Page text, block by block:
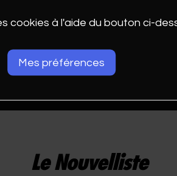
cookies à l'aide du bouton ci-
Mes préférences